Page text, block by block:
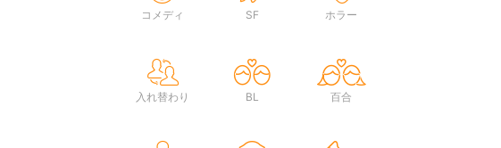
コメディ SF ホラー
入れ替わり BL 百合